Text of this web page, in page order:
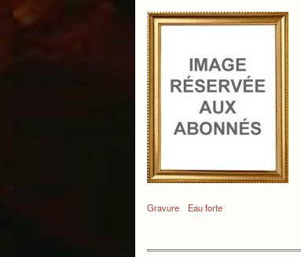
Gravure Eau forte